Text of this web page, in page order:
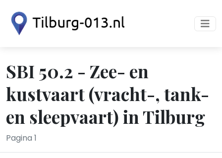
SBI 50.2 - Zee- en
kustvaart (vracht-, tank-
en sleepvaart) in Tilburg
Pagina 1